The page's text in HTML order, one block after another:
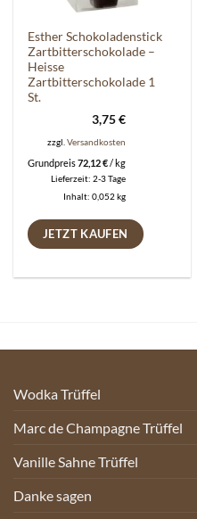
Esther Schokoladenstick
Zartbitterschokolade –
Heisse
Zartbitterschokolade 1
St.
3,75€
zzgl.Versandkosten
Grundpreis72,12€/kg
Lieferzeit:2-3 Tage
Inhalt: 0,052kg
JETZT KAUFEN
Wodka Trüffel
Marc de Champagne Trüffel
Vanille Sahne Trüffel
Danke sagen